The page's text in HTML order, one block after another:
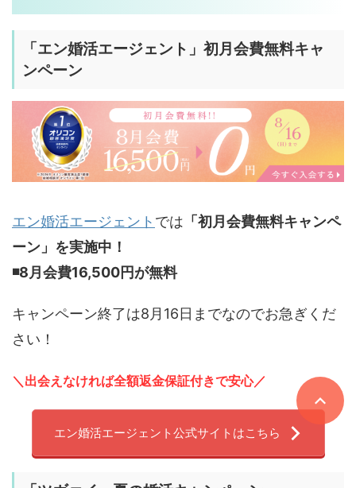
「エン婚活エージェント」初月会費無料キャ
ンペーン
エン婚活エージェント では 「初月会費無料キャンペ
ーン」を実施中！
◾️8月会費16,500円が無料
キャンペーン終了は8月16日までなのでお急ぎくだ
さい！
＼出会えなければ全額返金保証付きで安心／
エン婚活エージェント公式サイトはこちら